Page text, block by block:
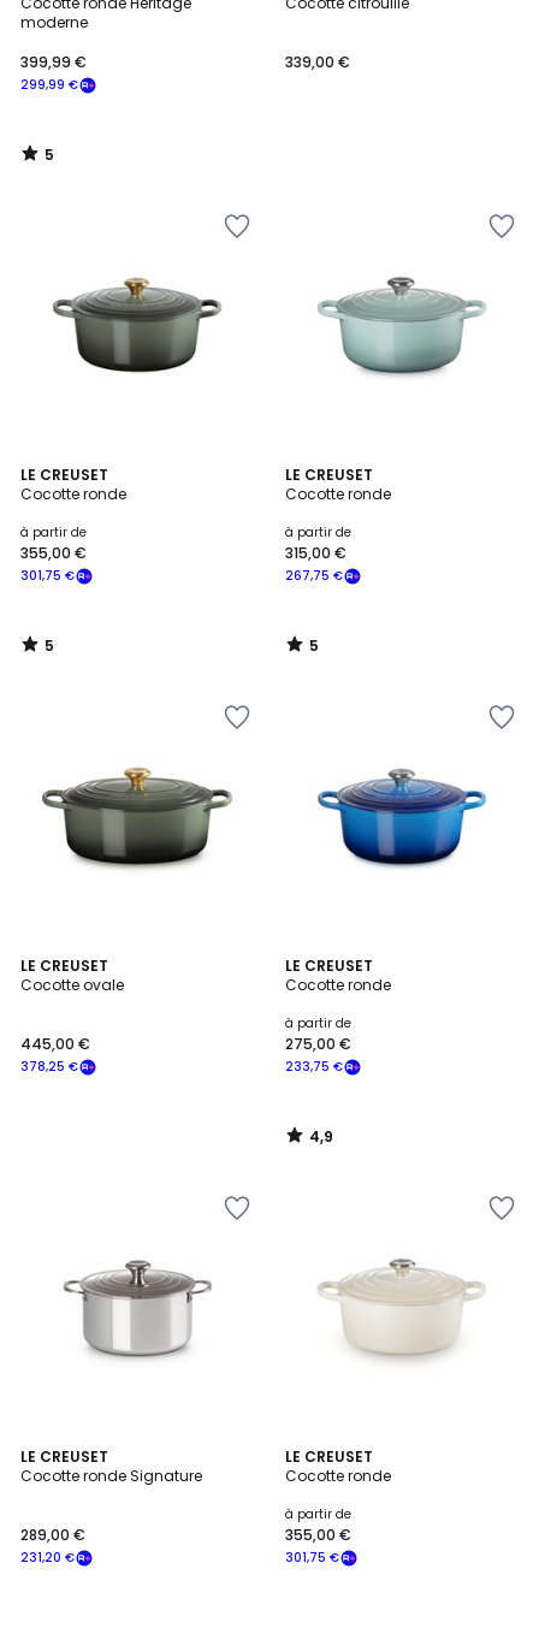
moderne
299,99 €
399,99 €
5
5
/
339,00 €
LE CREUSET
Cocotte ronde
à partir de
301,75 €
355,00 €
5
/
5
/
LE CREUSET
Cocotte ronde
à partir de
267,75 €
315,00 €
5
/
5
/
LE CREUSET
Cocotte ovale
378,25 €
445,00 €
LE CREUSET
Cocotte ronde
à partir de
233,75 €
275,00 €
4,9
/ 5
4,9
/
LE CREUSET
Cocotte ronde Signature
231,20 €
289,00 €
LE CREUSET
Cocotte ronde
à partir de
301,75 €
355,00 €